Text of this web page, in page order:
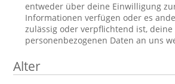
entweder über deine Einwilligung
Informationen verfügen oder es
zulässig oder verpflichtend ist, deine
personenbezogenen Daten an uns
Alter